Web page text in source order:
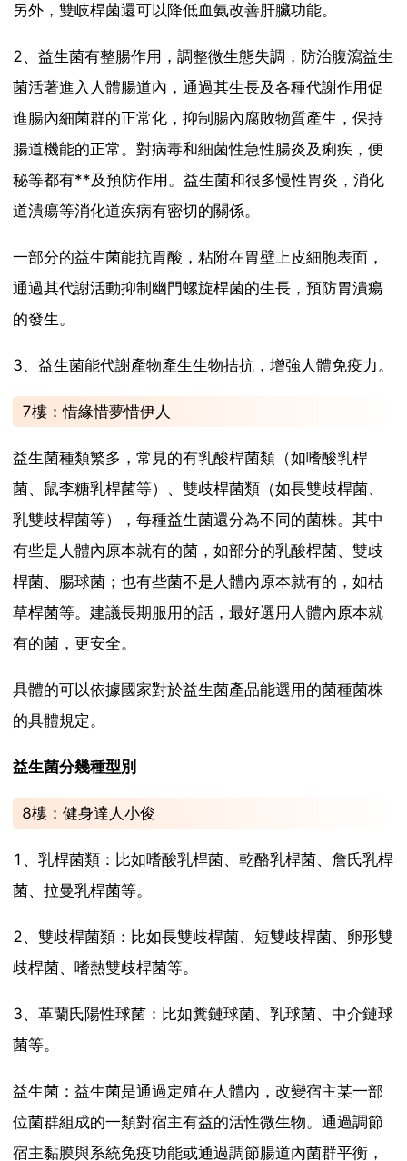
另外，雙岐桿菌還可以降低血氨改善肝臟功能。
2、益生菌有整腸作用，調整微生態失調，防治腹瀉益生
菌活著進入人體腸道內，通過其生長及各種代謝作用促
進腸內細菌群的正常化，抑制腸內腐敗物質產生，保持
腸道機能的正常。對病毒和細菌性急性腸炎及痢疾，便
秘等都有**及預防作用。益生菌和很多慢性胃炎，消化
道潰瘍等消化道疾病有密切的關係。
一部分的益生菌能抗胃酸，粘附在胃壁上皮細胞表面，
通過其代謝活動抑制幽門螺旋桿菌的生長，預防胃潰瘍
的發生。
3、益生菌能代謝產物產生生物拮抗，增強人體免疫力。
7樓：惜緣惜夢惜伊人
益生菌種類繁多，常見的有乳酸桿菌類（如嗜酸乳桿
菌、鼠李糖乳桿菌等）、雙歧桿菌類（如長雙歧桿菌、
乳雙歧桿菌等），每種益生菌還分為不同的菌株。其中
有些是人體內原本就有的菌，如部分的乳酸桿菌、雙歧
桿菌、腸球菌；也有些菌不是人體內原本就有的，如枯
草桿菌等。建議長期服用的話，最好選用人體內原本就
有的菌，更安全。
具體的可以依據國家對於益生菌產品能選用的菌種菌株
的具體規定。
益生菌分幾種型別
8樓：健身達人小俊
1、乳桿菌類：比如嗜酸乳桿菌、乾酪乳桿菌、詹氏乳桿
菌、拉曼乳桿菌等。
2、雙歧桿菌類：比如長雙歧桿菌、短雙歧桿菌、卵形雙
歧桿菌、嗜熱雙歧桿菌等。
3、革蘭氏陽性球菌：比如糞鏈球菌、乳球菌、中介鏈球
菌等。
益生菌：益生菌是通過定殖在人體內，改變宿主某一部
位菌群組成的一類對宿主有益的活性微生物。通過調節
宿主黏膜與系統免疫功能或通過調節腸道內菌群平衡，